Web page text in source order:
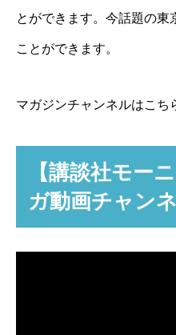
とができます。今話題の東
ことができます。
マガジンチャンネルはこち
【講談社モー
ガ動画チャン